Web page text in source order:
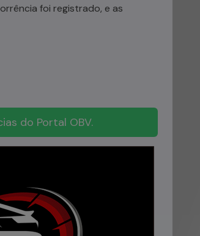
foi registrado, e as
do Portal OBV.